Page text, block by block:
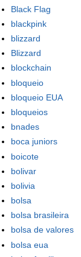
Black Flag
blackpink
blizzard
Blizzard
blockchain
bloqueio
bloqueio EUA
bloqueios
bnades
boca juniors
boicote
bolivar
bolivia
bolsa
bolsa brasileira
bolsa de valores
bolsa eua